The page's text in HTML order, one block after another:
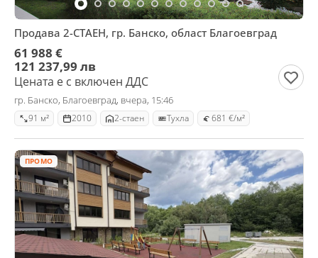
Продава 2-СТАЕН, гр. Банско, област Благоевград
61 988 €
121 237,99 лв
Цената е с включен ДДС
гр. Банско, Благоевград, вчера, 15:46
91 м² 2010 2-стаен Тухла 681 €/м²
ПРОМО